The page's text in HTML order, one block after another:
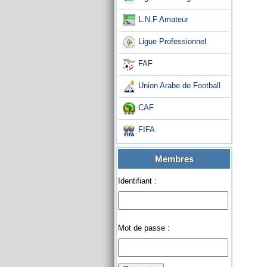
L.N.F Amateur
Ligue Professionnel
FAF
Union Arabe de Football
CAF
FIFA
Membres
Identifiant :
Mot de passe :